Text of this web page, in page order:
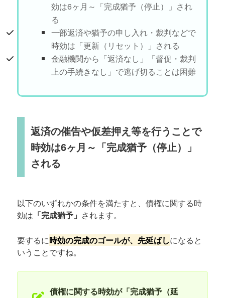
効は6ヶ月～「完成猶予（停止）」され
る
一部返済や猶予の申し入れ・裁判などで
時効は「更新（リセット）」される
金融機関から「返済なし」「督促・裁判
上の手続きなし」で逃げ切ることは困難
返済の催告や仮差押え等を行うことで
時効は6ヶ月～「完成猶予（停止）」
される
以下のいずれかの条件を満たすと、債権に関する時
効は 「完成猶予」 されます。
要するに時効の完成のゴールが、先延ばしになると
いうことですね。
債権に関する時効が「完成猶予（延